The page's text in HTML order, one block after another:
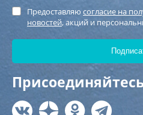
Предоставляю согласие на
новостей, акций и